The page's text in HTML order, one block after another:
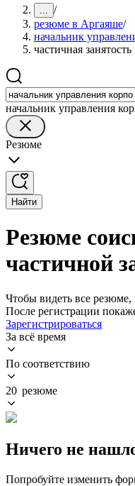
... /
резюме в Аргаяше/
начальник
частичная занятость
начальник управления
Резюме
Найти
Резюме
частичной
Чтобы видеть все резюме,
После регистрации
Зарегистрироваться
За всё время
По соответствию
20 резюме
Ничего не
Попробуйте изменить